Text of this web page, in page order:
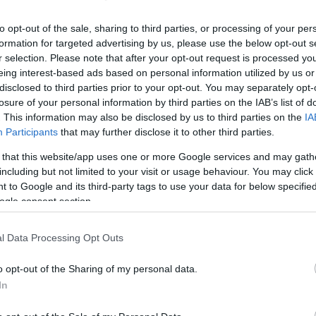
opt-out of the sale, sharing to third parties, or processing of your
for targeted advertising by us, please use the below opt-out
selection. Please note that after your opt-out request is processed
interest-based ads based on personal information utilized by us
to third parties prior to your opt-out. You may separately
of your personal information by third parties on the IAB’s list of
This information may also be disclosed by us to third parties on the
Participants that may further disclose it to other third parties.
that this website/app uses one or more Google services and may
but not limited to your visit or usage behaviour. You may
to Google and its third-party tags to use your data for below
consent section.
Data Processing Opt Outs
opt-out of the Sharing of my personal data.
amelybe azért vágtunk bele Imrével, hogy
zenéhez. Ez a mi életünk, és a kívülállónak
ez a sok különböző húsvér ember micsoda kohéziót
Ha a film a megszállott munkát és a
elérni a célt, hogy az emberek kicsit
Ezért elfogadtuk a szerzői koncepciót, hogy
meg az életünk, ahol egy hang élet-halál
avatkozik bele az életünkbe a több hónapi
állt kezdetben a közös munkához, és azután,
mindegyikük kinyílt, és azt hiszem, igazán
a stábot, művelt, megszállott emberek." - Keller
vezetője.